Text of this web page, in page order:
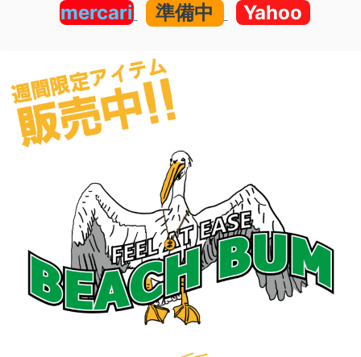
mercari 準備中 Yahoo